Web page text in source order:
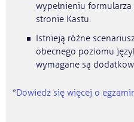
wypełnieniu
stronie Kastu.
Istnieją różne
obecnego poziomu
wymagane są
*Dowiedz się więcej o